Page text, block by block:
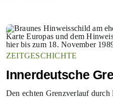
ZEITGESCHICHTE
Innerdeutsche
Den echten Grenzverlauf